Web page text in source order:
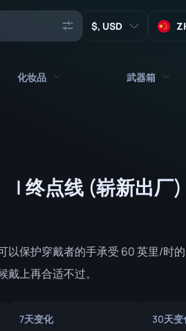
, USD
化妆品
武器挂饰
补丁
武器箱
板条箱
涂鸦盒
收藏品
| 终点线 (崭新出厂)
以保护穿戴者的手承受 60 英里/时的
上再合适不过。
7天变化 30天变